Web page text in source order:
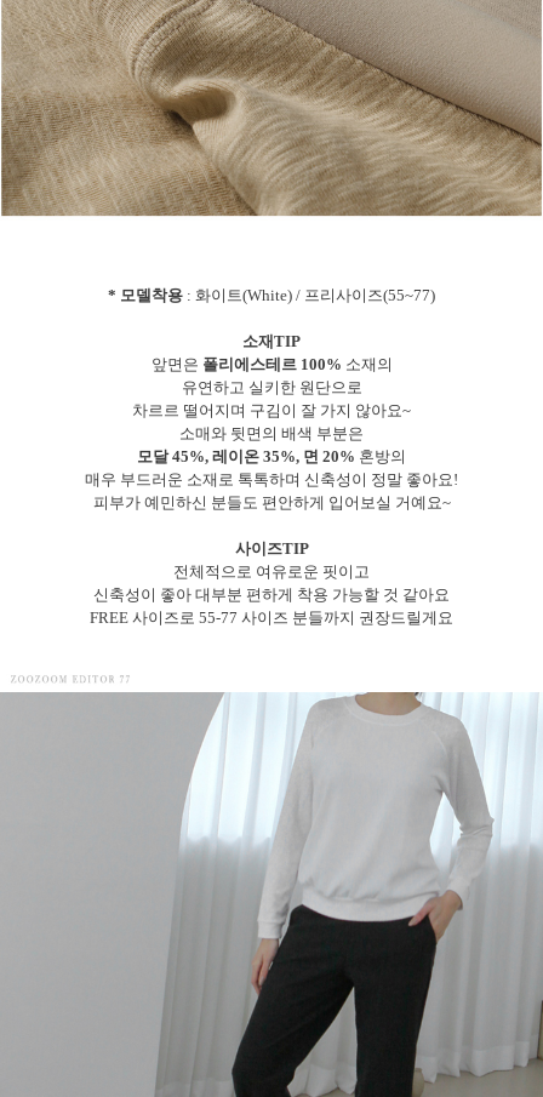
* 모델착용 : 화이트(White) / 프리사이즈(55~77)
소재TIP
앞면은 폴리에스테르 100% 소재의
유연하고 실키한 원단으로
차르르 떨어지며 구김이 잘 가지 않아요~
소매와 뒷면의 배색 부분은
모달 45%, 레이온 35%, 면 20% 혼방의
매우 부드러운 소재로 톡톡하며 신축성이 정말 좋아요!
피부가 예민하신 분들도 편안하게 입어보실 거예요~
사이즈TIP
전체적으로 여유로운 핏이고
신축성이 좋아 대부분 편하게 착용 가능할 것 같아요
FREE 사이즈로 55-77 사이즈 분들까지 권장드릴게요